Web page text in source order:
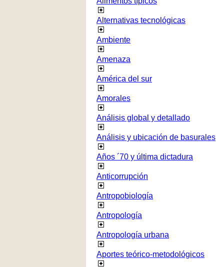
Alternativas tecnológicas
Ambiente
Amenaza
América del sur
Amorales
Análisis global y detallado
Análisis y ubicación de basurales
Años ´70 y última dictadura
Anticorrupción
Antropobiología
Antropología
Antropología urbana
Aportes teórico-metodológicos